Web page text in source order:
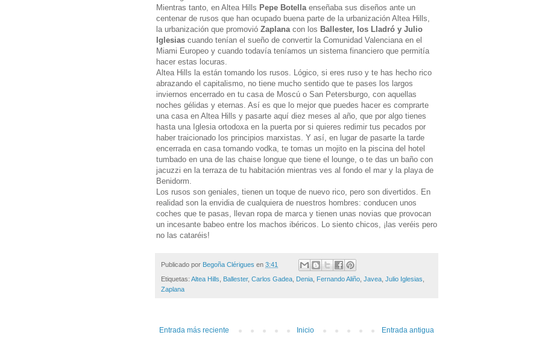
Mientras tanto, en Altea Hills Pepe Botella enseñaba sus diseños ante un
centenar de rusos que han ocupado buena parte de la urbanización Altea Hills,
la urbanización que promovió Zaplana con los Ballester, los Lladró y Julio
Iglesias cuando tenían el sueño de convertir la Comunidad Valenciana en el
Miami Europeo y cuando todavía teníamos un sistema financiero que permitía
hacer estas locuras.
Altea Hills la están tomando los rusos. Lógico, si eres ruso y te has hecho rico
abrazando el capitalismo, no tiene mucho sentido que te pases los largos
inviernos encerrado en tu casa de Moscú o San Petersburgo, con aquellas
noches gélidas y eternas. Así es que lo mejor que puedes hacer es comprarte
una casa en Altea Hills y pasarte aquí diez meses al año, que por algo tienes
hasta una Iglesia ortodoxa en la puerta por si quieres redimir tus pecados por
haber traicionado los principios marxistas. Y así, en lugar de pasarte la tarde
encerrada en casa tomando vodka, te tomas un mojito en la piscina del hotel
tumbado en una de las chaise longue que tiene el lounge, o te das un baño con
jacuzzi en la terraza de tu habitación mientras ves al fondo el mar y la playa de
Benidorm.
Los rusos son geniales, tienen un toque de nuevo rico, pero son divertidos. En
realidad son la envidia de cualquiera de nuestros hombres: conducen unos
coches que te pasas, llevan ropa de marca y tienen unas novias que provocan
un incesante babeo entre los machos ibéricos. Lo siento chicos, ¡las veréis pero
no las cataréis!
Publicado por Begoña Clérigues en 3:41
Etiquetas: Altea Hills Ballester, Carlos Gadea Denia Fernando Aliño Javea Julio Iglesias
Zaplana
Entrada más reciente Entrada antigua
Inicio